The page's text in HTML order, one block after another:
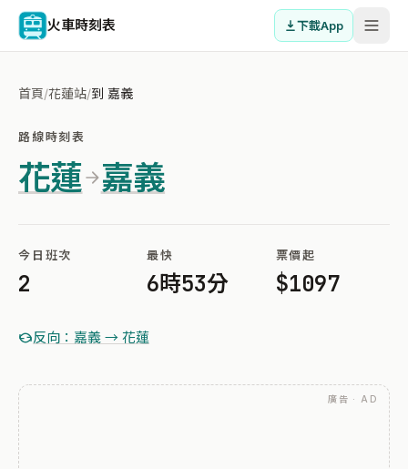
火車時刻表 下載App
首頁/花蓮站/到 嘉義
路線時刻表
花蓮 嘉義
今日班次
2
最快
6時53分
票價起
$1097
反向：嘉義 → 花蓮
廣告 · AD